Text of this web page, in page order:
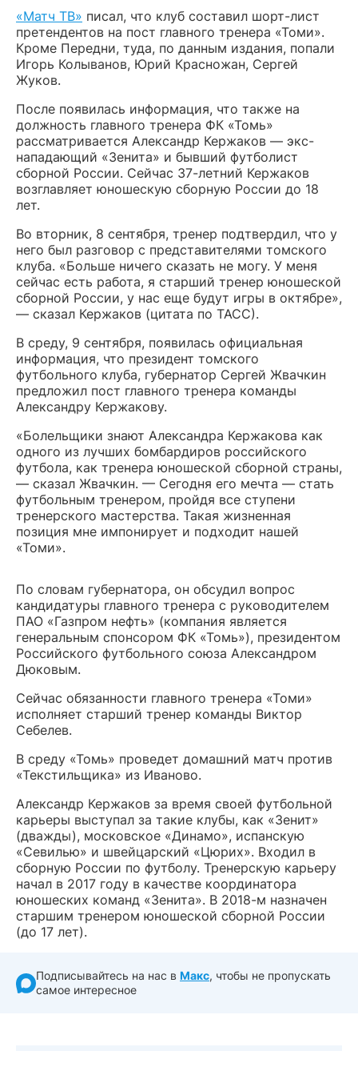
«Матч ТВ» писал, что клуб составил шорт-лист
претендентов на пост главного тренера «Томи».
Кроме Передни, туда, по данным издания, попали
Игорь Колыванов, Юрий Красножан, Сергей
Жуков.
После появилась информация, что также на
должность главного тренера ФК «Томь»
рассматривается Александр Кержаков — экс-
нападающий «Зенита» и бывший футболист
сборной России. Сейчас 37-летний Кержаков
возглавляет юношескую сборную России до 18
лет.
Во вторник, 8 сентября, тренер подтвердил, что у
него был разговор с представителями томского
клуба. «Больше ничего сказать не могу. У меня
сейчас есть работа, я старший тренер юношеской
сборной России, у нас еще будут игры в октябре»,
— сказал Кержаков (цитата по ТАСС).
В среду, 9 сентября, появилась официальная
информация, что президент томского
футбольного клуба, губернатор Сергей Жвачкин
предложил пост главного тренера команды
Александру Кержакову.
«Болельщики знают Александра Кержакова как
одного из лучших бомбардиров российского
футбола, как тренера юношеской сборной страны,
— сказал Жвачкин. — Сегодня его мечта — стать
футбольным тренером, пройдя все ступени
тренерского мастерства. Такая жизненная
позиция мне импонирует и подходит нашей
«Томи».
По словам губернатора, он обсудил вопрос
кандидатуры главного тренера с руководителем
ПАО «Газпром нефть» (компания является
генеральным спонсором ФК «Томь»), президентом
Российского футбольного союза Александром
Дюковым.
Сейчас обязанности главного тренера «Томи»
исполняет старший тренер команды Виктор
Себелев.
В среду «Томь» проведет домашний матч против
«Текстильщика» из Иваново.
Александр Кержаков за время своей футбольной
карьеры выступал за такие клубы, как «Зенит»
(дважды), московское «Динамо», испанскую
«Севилью» и швейцарский «Цюрих». Входил в
сборную России по футболу. Тренерскую карьеру
начал в 2017 году в качестве координатора
юношеских команд «Зенита». В 2018-м назначен
старшим тренером юношеской сборной России
(до 17 лет).
Подписывайтесь на нас в Макс, чтобы не пропускать
самое интересное